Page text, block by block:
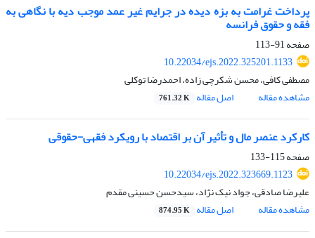
پرداخت غرامت به بزه دیده در جرایم غیر عمد موجب دیه با نگاهی به
فقه و حقوق فرانسه
صفحه91-113
10.22034/ejs.2022.325201.1133
مصطفی کافی، محسن شکرچی زاده، احمدرضا توکلی
مشاهده مقاله
اصل مقاله 761.32 K
کارکرد عنصر مال و تأثیر آن بر اقتصاد با رویکرد فقهی-حقوقی
صفحه115-133
10.22034/ejs.2022.323669.1123
علیرضا صادقی، جواد نیک نژاد، سیدحسن حسینی مقدم
مشاهده مقاله
اصل مقاله 874.95 K